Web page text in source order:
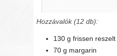
Hozzávalók (12 db):
130 g frissen
70 g margarin